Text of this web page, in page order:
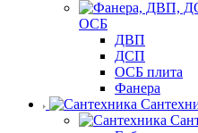
ОСБ
ДВП
ДСП
ОСБ плита
Фанера